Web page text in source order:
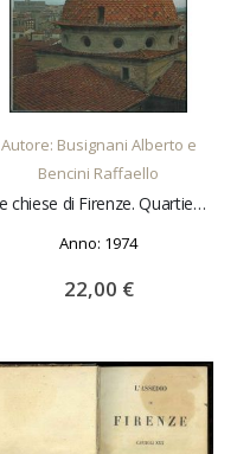
AGGIUNGI AL CARRELLO
Autore: Busignani Alberto e
Bencini Raffaello
Le chiese di Firenze. Quartiere di Santo Spirito.
Anno: 1974
22,00 €